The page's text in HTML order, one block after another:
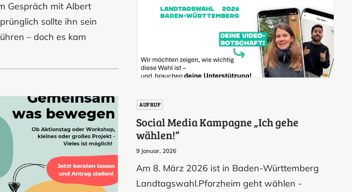
Gespräch mit Albert
sollte ihn sein
– doch es kam
AUFRUF
Social Media Kampagne „Ich gehe
wählen!“
9 Januar, 2026
Am 8. März 2026 ist in Baden-Württemberg
Landtagswahl.Pforzheim geht wählen -